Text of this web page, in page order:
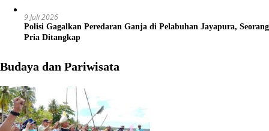
9 Juli 2026
Polisi Gagalkan Peredaran Ganja di Pelabuhan Jayapura, Seorang
Pria Ditangkap
Budaya dan Pariwisata